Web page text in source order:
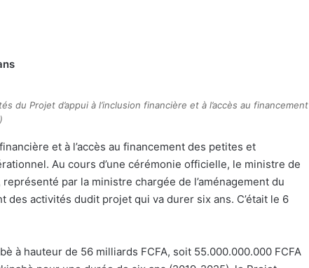
du Projet d’appui à l’inclusion financière et à l’accès au financement
et à l’accès au financement des petites et
Au cours d’une cérémonie officielle, le ministre de
par la ministre chargée de l’aménagement du
activités dudit projet qui va durer six ans. C’était le 6
à hauteur de 56 milliards FCFA, soit 55.000.000.000 FCFA